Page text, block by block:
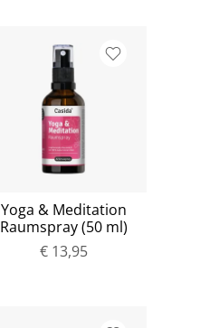
Yoga & Meditation
Raumspray (50 ml)
€ 13,95